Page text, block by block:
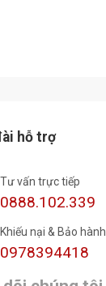
hỗ trợ
Tư vấn trực tiếp
0888.102.339
Khiếu nại & Bảo hành
0978394418